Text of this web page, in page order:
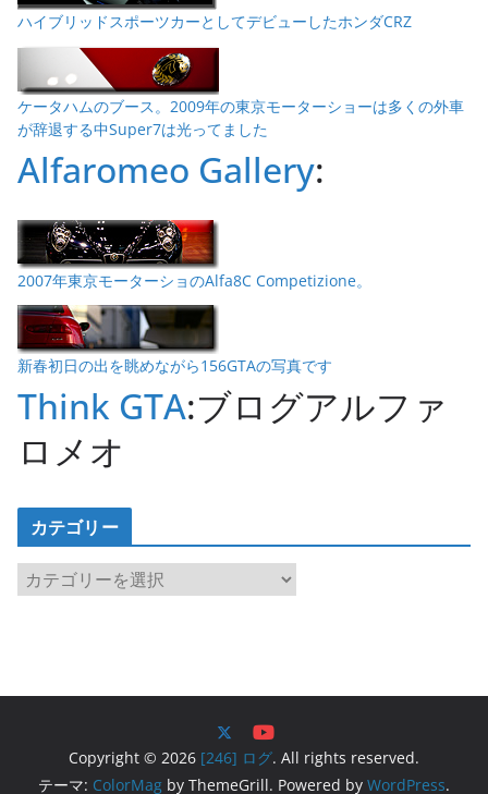
ハイブリッドスポーツカーとしてデビューしたホンダCRZ
ケータハムのブース。2009年の東京モーターショーは多くの外車
が辞退する中Super7は光ってました
Alfaromeo Gallery:
2007年東京モーターショのAlfa8C Competizione。
新春初日の出を眺めながら156GTAの写真です
Think GTA:ブログアルファ
ロメオ
カテゴリー
カ
テ
Copyright © 2026 [246] ログ. All rights reserved.
テーマ: ColorMag by ThemeGrill. Powered by WordPress.